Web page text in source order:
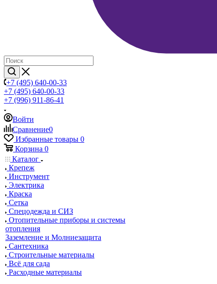
+7 (495) 640-00-33
+7 (495) 640-00-33
+7 (996) 911-86-41
Войти
Сравнение0
Избранные товары 0
Корзина 0
Каталог
Крепеж
Инструмент
Электрика
Краска
Сетка
Спецодежда и СИЗ
Отопительные приборы и системы
отопления
Заземление и Молниезащита
Сантехника
Строительные материалы
Всё для сада
Расходные материалы